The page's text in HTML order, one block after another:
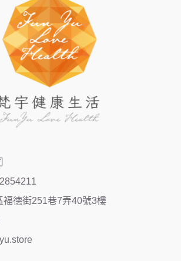
福德街251巷7弄40號3樓